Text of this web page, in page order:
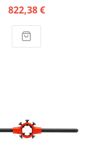
822,38 €